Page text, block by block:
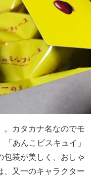
カタカナ名なのでモ
あんこビスキュイ」
包装が美しく、おしゃ
又一のキャラクター